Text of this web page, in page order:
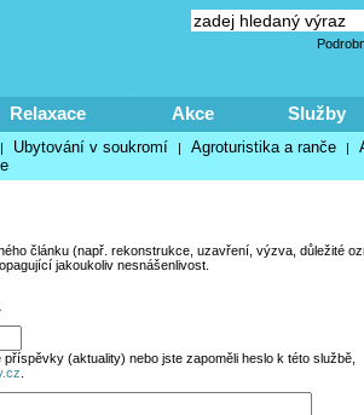
Relaxace Akce Služby
| Ubytování v soukromí | Agroturistika a ranče |
článku (např. rekonstrukce, uzavření, výzva, důležité
jakoukoliv nesnášenlivost.
(aktuality) nebo jste zapoměli heslo k této službě,